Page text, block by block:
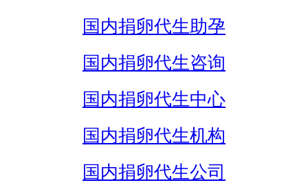
国内捐卵代生助孕
国内捐卵代生咨询
国内捐卵代生中心
国内捐卵代生机构
国内捐卵代生公司